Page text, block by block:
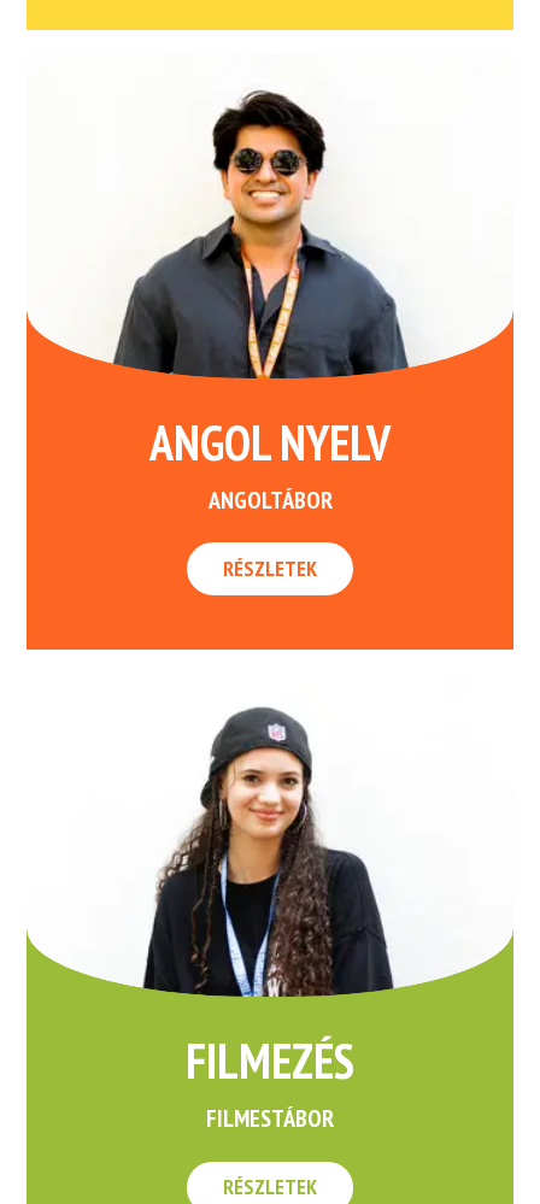
ANGOL NYELV
ANGOLTÁBOR
RÉSZLETEK
FILMEZÉS
FILMESTÁBOR
RÉSZLETEK